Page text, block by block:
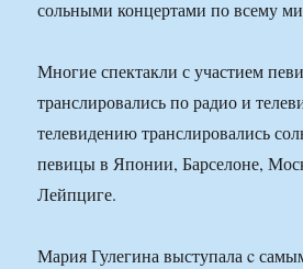
сольными концертами по всему
Многие спектакли с участием
транслировались по радио и
телевидению транслировались
певицы в Японии, Барселоне,
Лейпциге.
Мария Гулегина выступала c